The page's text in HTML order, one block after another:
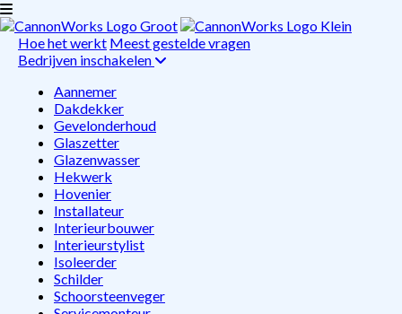
Hoe het werkt Meest gestelde vragen
Bedrijven inschakelen
Aannemer
Dakdekker
Gevelonderhoud
Glaszetter
Glazenwasser
Hekwerk
Hovenier
Installateur
Interieurbouwer
Interieurstylist
Isoleerder
Schilder
Schoorsteenveger